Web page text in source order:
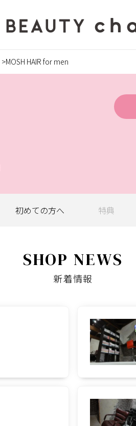
MOSH HAIR for men
初めての方へ 特典
SHOP NEWS
新着情報